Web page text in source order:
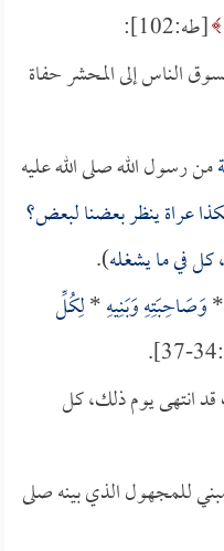
[طه:102]:
الناس إلى المحشر حفاة
من رسول الله صلى الله عليه
عراة ينظر بعضنا لبعض؟
كل في ما يشغله).
*وَصَاحِبَتِهِ وَبَنِيهِ*لِكُلِّ
انتهى يوم ذلك، كل
مبني للمجهول الذي بينه صلى